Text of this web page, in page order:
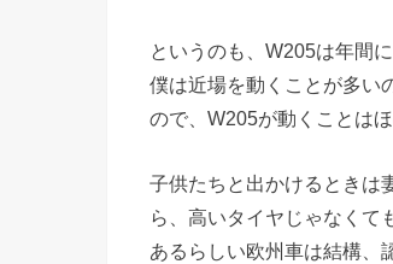
というのも、W205は年間
僕は近場を動くことが多い
ので、W205が動くことはほ
子供たちと出かけるときは
ら、高いタイヤじゃなくて
あるらしい欧州車は結構、